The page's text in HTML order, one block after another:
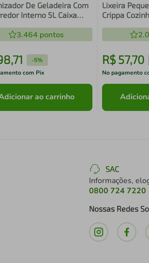
De Geladeira Com
Interno 5L Caixa
Fresh OU
3.464 pontos
,71 -5%
com Pix
ao carrinho
Lixeira
Crippa
R$ 57,70
No pagamento
SAC
Informações,
0800 724 7220
Nossas Redes